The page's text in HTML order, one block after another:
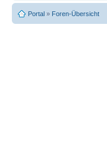
Portal » Foren-Übersicht